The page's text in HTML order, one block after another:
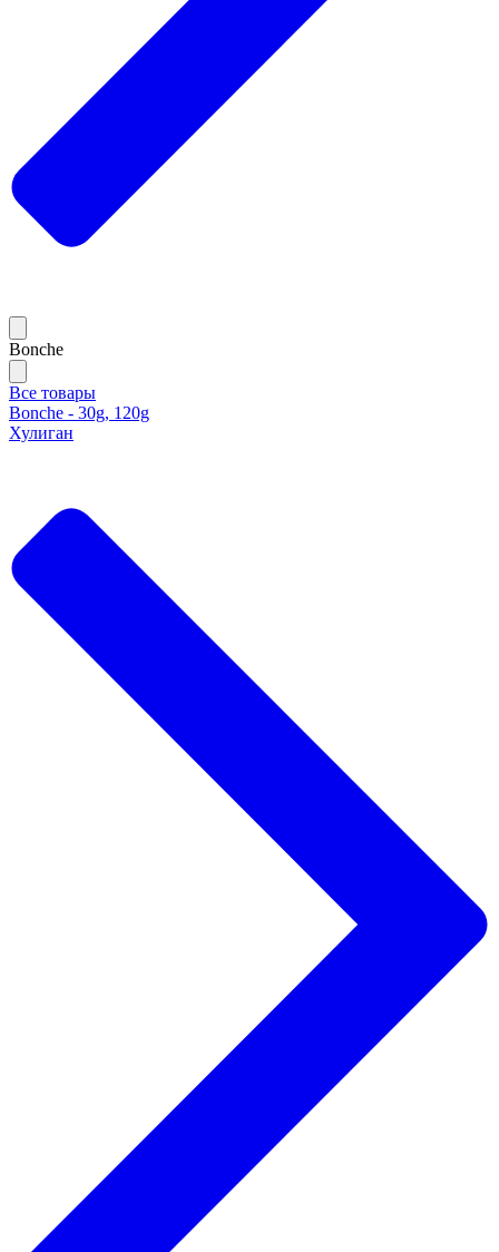
Bonche
Все товары
Bonche - 30g, 120g
Хулиган